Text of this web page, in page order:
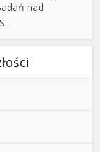
nad